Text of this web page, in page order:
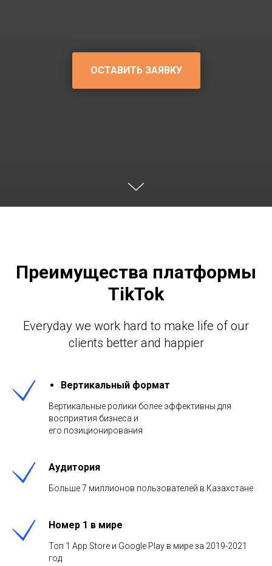
ОСТАВИТЬ ЗАЯВКУ
Преимущества платформы
TikTok
Everyday we work hard to make life of our
clients better and happier
Вертикальный формат
Вертикальные ролики более эффективны для
восприятия бизнеса и
его позиционирования
Аудитория
Больше 7 миллионов пользователей в Казахстане
Номер 1 в мире
Топ 1 App Store и Google Play в мире за 2019-2021
год